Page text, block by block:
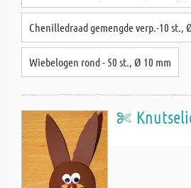
Chenilledraad gemengde verp.-10 st.,
Wiebelogen rond - 50 st., Ø 10 mm